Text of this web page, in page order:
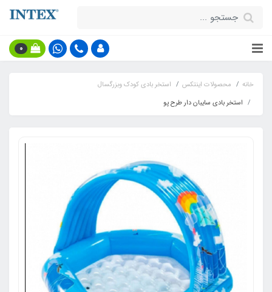
0
خانه محصولات اینتکس
استخر بادی کودک وبزرگسال
استخر بادی سایبان دار طرح پو